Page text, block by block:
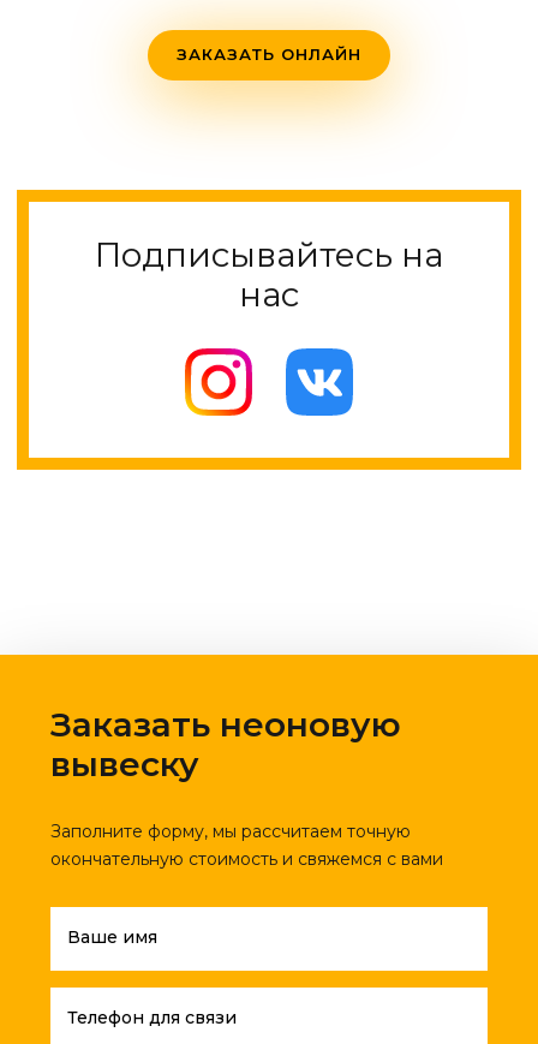
ЗАКАЗАТЬ ОНЛАЙН
Подписывайтесь на
нас
Заказать неоновую
вывеску
Заполните форму, мы рассчитаем точную
окончательную стоимость и свяжемся с вами
Ваше имя
Телефон для связи